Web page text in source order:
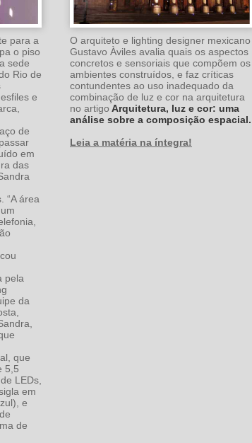
para a
o piso
sede
Rio de
e
de
em
das
“A área
pela
da
que
5,5
LEDs,
em
e
de
O arquiteto e lighting designer mexicano
Gustavo Àviles avalia quais os aspectos
concretos e sensoriais que compõem os
ambientes construídos, e faz críticas
contundentes ao uso inadequado da
combinação de luz e cor na arquitetura
no artigo Arquitetura, luz e cor: uma
análise sobre a composição espacial.
Leia a matéria na íntegra!